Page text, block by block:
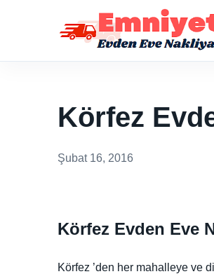
Körfez
Şubat 16, 2016
Körfez Evden Eve
Körfez ’den her mahalleye ve